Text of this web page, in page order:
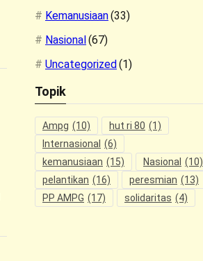
Kemanusiaan(33)
Nasional (67)
Uncategorized (1)
Topik
Ampg (10) hut ri 80 (1)
Internasional (6)
kemanusiaan (15) Nasional (10)
pelantikan (16) peresmian (13)
PP AMPG (17) solidaritas (4)